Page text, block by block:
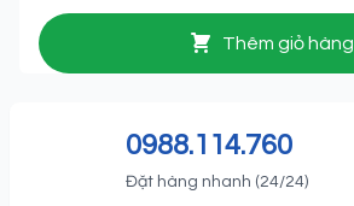
Thêm giỏ hàng
0988.114.760
Đặt hàng nhanh (24/24)